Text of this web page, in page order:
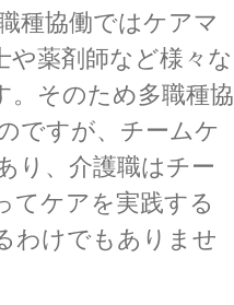
種協働ではケアマ
薬剤師など様々な
そのため多職種協
ですが、チームケ
り、介護職はチー
てケアを実践する
わけでもありませ